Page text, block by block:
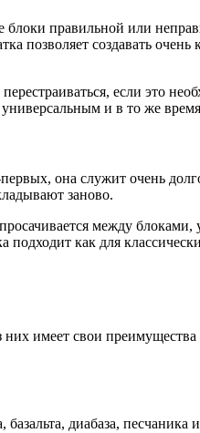
блоки правильной или
позволяет создавать очень
если это
и в то же
она служит очень
заново.
между
как для
имеет свои
диабаза, песчаника